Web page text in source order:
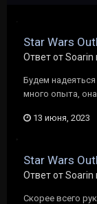
Star Wars
Ответ от Soarin
Будем
много опыта,
13 июня, 2023
Star Wars
Ответ от Soarin
Скорее всего